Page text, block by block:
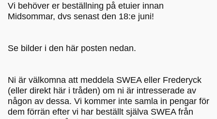
Vi behöver er beställning på etuier innan
Midsommar, dvs senast den 18:e juni!
Se bilder i den här posten nedan.
Ni är välkomna att meddela SWEA eller Frederyck
(eller direkt här i tråden) om ni är intresserade av
någon av dessa. Vi kommer inte samla in pengar för
dem förrän efter vi har beställt själva SWEA från